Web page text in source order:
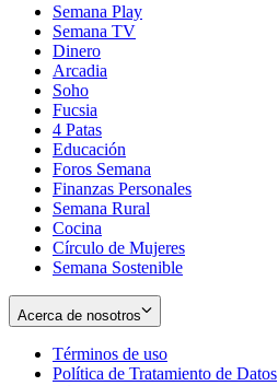
Semana Play
Semana TV
Dinero
Arcadia
Soho
in
new
window
Fucsia
in
new
window
4 Patas
Educación
Foros Semana
Finanzas Personales
Semana Rural
Cocina
Círculo de Mujeres
Semana Sostenible
Acerca de nosotros
Términos de uso
in
Política de Tratamiento de Datos